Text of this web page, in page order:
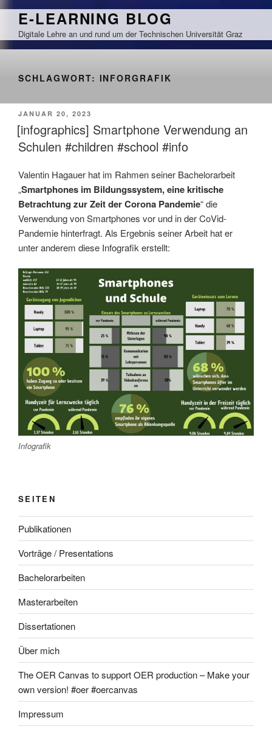
Zum
springen
E-LEARNING BLOG
Digitale Lehre an und rund um der Technischen Universität Graz
SCHLAGWORT: INFORGRAFIK
VERÖFFENTLICHT
AM
JANUAR 20, 2023
[infographics] Smartphone Verwendung an
Schulen #children #school #info
Valentin Hagauer hat im Rahmen seiner Bachelorarbeit
„Smartphones im Bildungssystem, eine kritische
Betrachtung zur Zeit der Corona Pandemie“ die
Verwendung von Smartphones vor und in der CoVid-
Pandemie hinterfragt. Als Ergebnis seiner Arbeit hat er
unter anderem diese Infografik erstellt:
Infografik
SEITEN
Publikationen
Vorträge / Presentations
Bachelorarbeiten
Masterarbeiten
Dissertationen
Über mich
The OER Canvas to support OER production – Make your
own version! #oer #oercanvas
Impressum